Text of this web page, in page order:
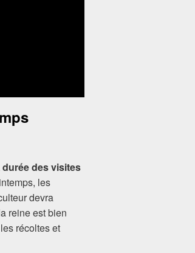
durée des visites
les
devra
reine est bien
récoltes et